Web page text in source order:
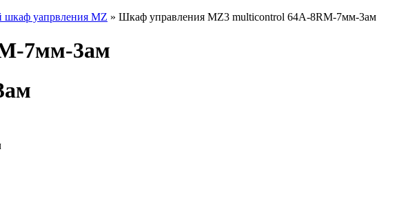
уапрвления MZ » Шкаф управления MZ3 multicontrol 64A-8RM-7мм-3ам
7мм-3ам